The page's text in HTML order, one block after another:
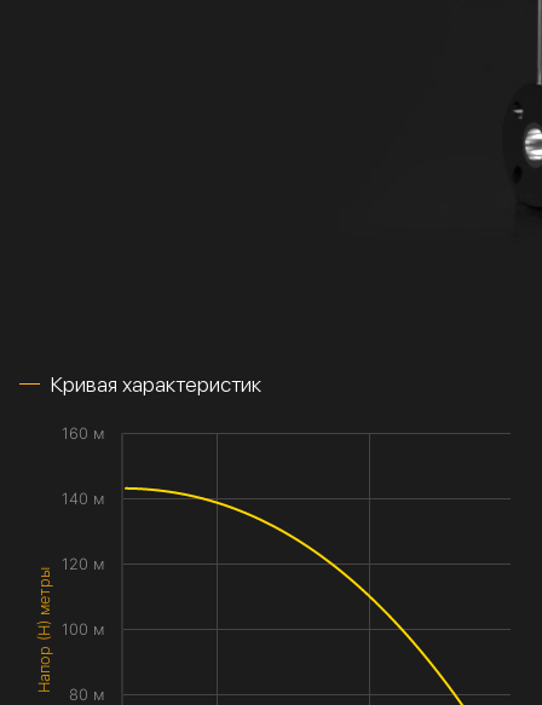
Кривая характеристик
Напор (H) метры
80 м
100 м
120 м
140 м
160 м